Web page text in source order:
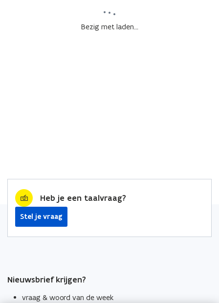
Bezig met laden...
Heb je een taalvraag?
Stel je vraag
Nieuwsbrief krijgen?
vraag & woord van de week